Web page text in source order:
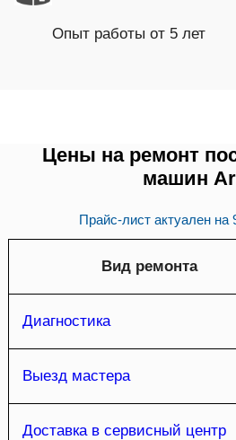
Опыт работы от 5 лет
Цены на ремонт
машин
Прайс-лист актуален на
Вид ремонта
Диагностика
Выезд мастера
Доставка в сервисный центр